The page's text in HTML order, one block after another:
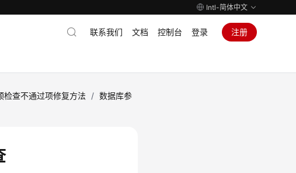
Intl-简体中文
联系我们 文档 控制台 登录 注册
检查不通过项修复方法 / 数据库参